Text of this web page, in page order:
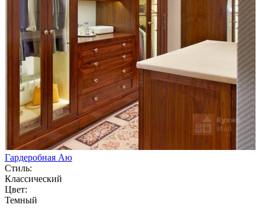
Гардеробная Аю
Стиль:
Классический
Цвет:
Темный